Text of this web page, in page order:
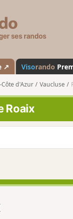
s
a
n
d
o
↗ Visorando
d'Azur Vaucluse
Roaix